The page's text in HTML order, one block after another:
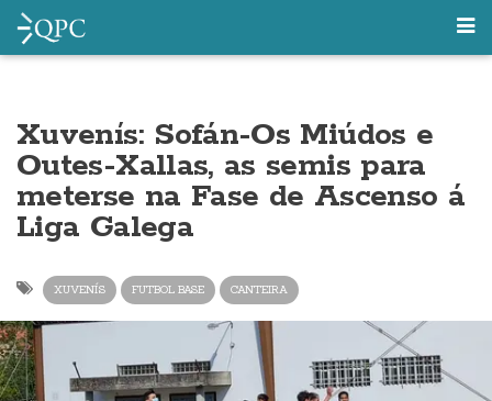
Xuvenís: Sofán-Os Miúdos e
Outes-Xallas, as semis para
meterse na Fase de Ascenso á
Liga Galega
XUVENÍS FUTBOL BASE CANTEIRA